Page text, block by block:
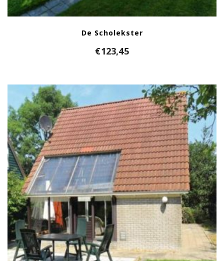
De Scholekster
€123,45